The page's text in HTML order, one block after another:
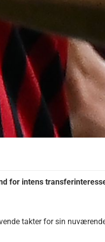
for intens
takter for sin